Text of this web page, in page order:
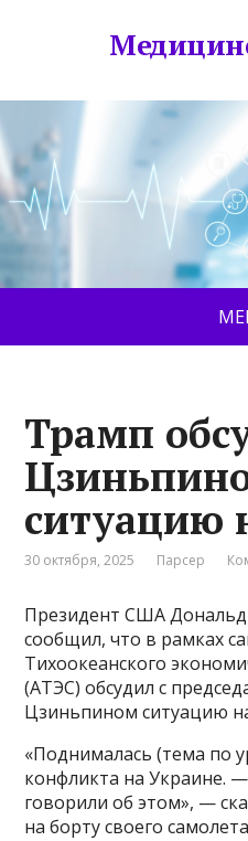
Трамп
ситуацию
30 октября, 2025 Парсер
Президент США Дональд
сообщил, что в рамках
Тихоокеанского
(АТЭС) обсудил с
Цзиньпином ситуацию
«Поднималась (тема по
конфликта на Украине.
говорили об этом», —
на борту своего